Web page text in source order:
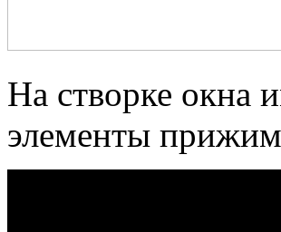
На створке окна
элементы